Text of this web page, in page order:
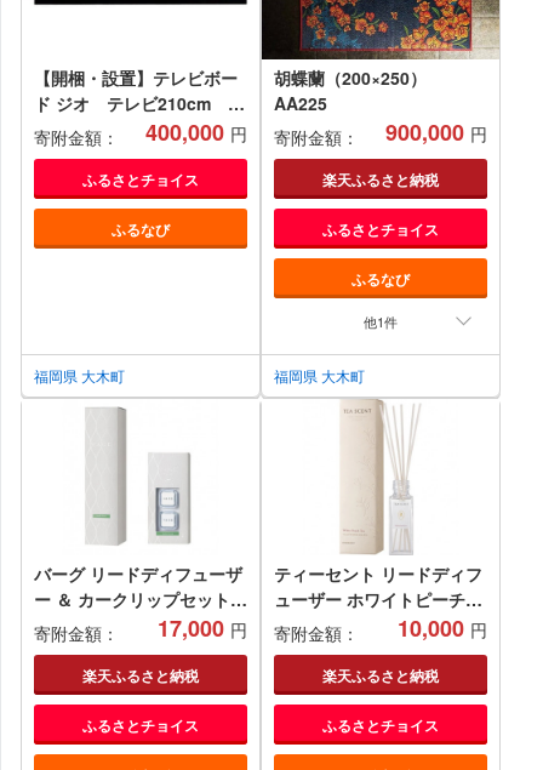
【開梱・設置】テレビボー
ド ジオ テレビ210cm ナ
チュラル AL043
寄附金額： 400,000 円
ふるさとチョイス
ふるなび
福岡県 大木町
胡蝶蘭（200×250）
AA225
寄附金額：
900,000 円
楽天ふるさと納税
ふるさとチョイス
ふるなび
他1件
福岡県 大木町
バーグ リードディフューザ
ー ＆ カークリップセット (
リーフィーグリーン ) 晴香
堂 HARUKADO VAGE ルー
ムフレグランス 芳香剤 イン
テリア アロマ 香り リビン
グ 玄関 ベッドルーム 車 プ
レゼント ギフト
寄附金額： 17,000 円
楽天ふるさと納税
ふるさとチョイス
ティーセント リードディフ
ューザー ホワイトピーチテ
ィー の 香り 晴香堂
HARUKADO TEA SCENT
ルームフレグランス 芳香剤
インテリア アロマ 香り リ
ビング 玄関 ベッドルーム
プレゼント ギフト
寄附金額： 10,000 円
楽天ふるさと納税
ふるさとチョイス